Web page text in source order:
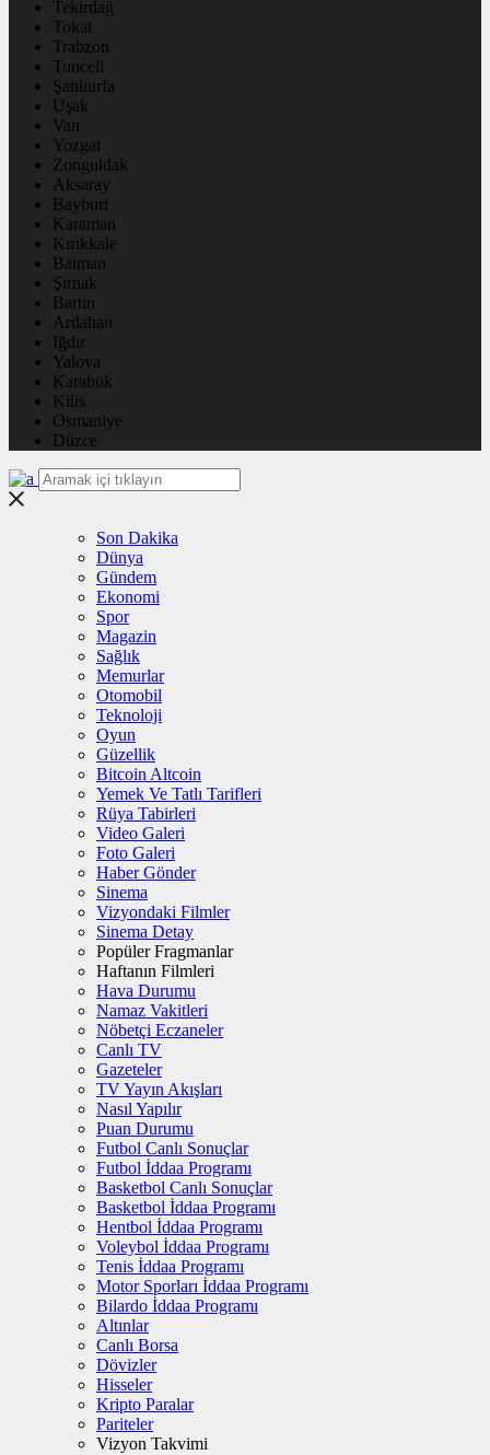
Tekirdağ
Tokat
Trabzon
Tunceli
Şanlıurfa
Uşak
Van
Yozgat
Zonguldak
Aksaray
Bayburt
Karaman
Kırıkkale
Batman
Şırnak
Bartın
Ardahan
Iğdır
Yalova
Karabük
Kilis
Osmaniye
Düzce
Son Dakika
Dünya
Gündem
Ekonomi
Spor
Magazin
Sağlık
Memurlar
Otomobil
Teknoloji
Oyun
Güzellik
Bitcoin Altcoin
Yemek Ve Tatlı Tarifleri
Rüya Tabirleri
Video Galeri
Foto Galeri
Haber Gönder
Sinema
Vizyondaki Filmler
Sinema Detay
Popüler Fragmanlar
Haftanın Filmleri
Hava Durumu
Namaz Vakitleri
Nöbetçi Eczaneler
Canlı TV
Gazeteler
TV Yayın Akışları
Nasıl Yapılır
Puan Durumu
Futbol Canlı Sonuçlar
Futbol İddaa Programı
Basketbol Canlı Sonuçlar
Basketbol İddaa Programı
Hentbol İddaa Programı
Voleybol İddaa Programı
Tenis İddaa Programı
Motor Sporları İddaa Programı
Bilardo İddaa Programı
Altınlar
Canlı Borsa
Dövizler
Hisseler
Kripto Paralar
Pariteler
Vizyon Takvimi